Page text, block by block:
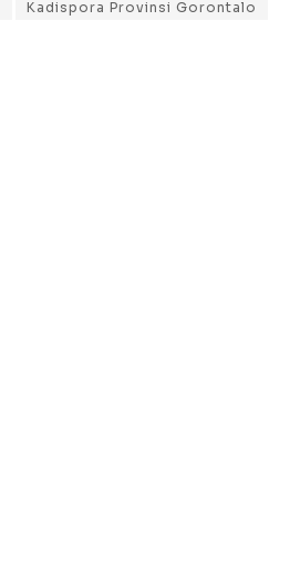
Kadispora Provinsi Gorontalo